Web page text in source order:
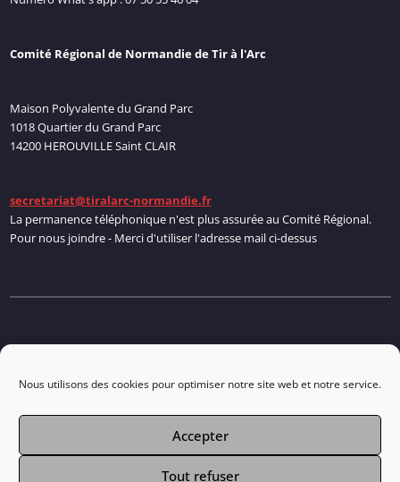
Nous utilisons des cookies pour optimiser notre site web et notre service.
Accepter
Tout refuser
Comité Régional de Normandie de Tir à l'Arc
Maison Polyvalente du Grand Parc
1018 Quartier du Grand Parc
14200 HEROUVILLE Saint CLAIR
secretariat@tiralarc-normandie.fr
La permanence téléphonique n'est plus assurée au Comité Régional.
Pour nous joindre - Merci d'utiliser l'adresse mail ci-dessus